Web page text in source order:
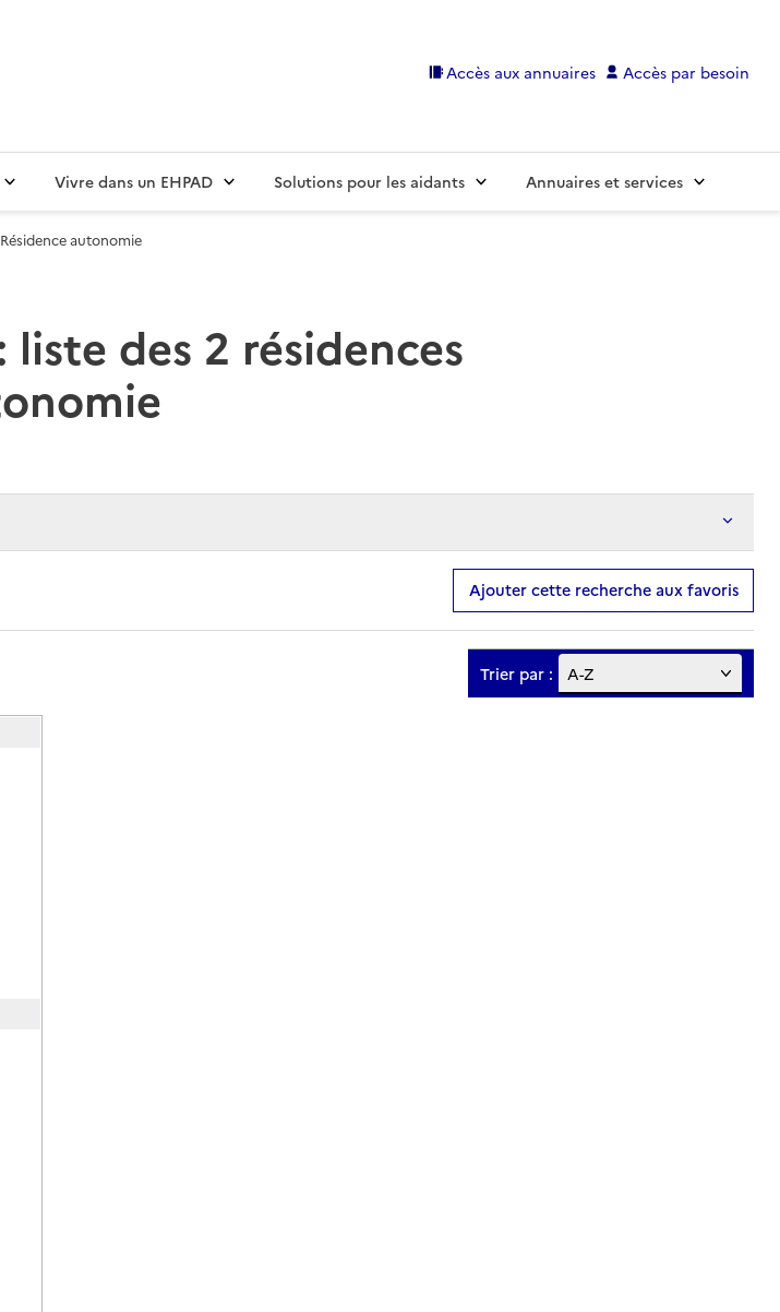
Accès aux annuaires Accès par besoin
Vivre dans un EHPAD Solutions pour les aidants Annuaires et services
Résidence autonomie
liste des 2 résidences
Ajouter cette recherche aux favoris
Trier par :